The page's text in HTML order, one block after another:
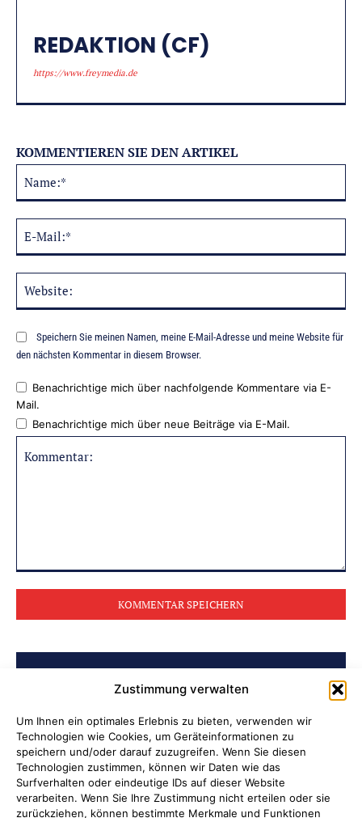
Zustimmung verwalten
Um Ihnen ein optimales Erlebnis zu bieten, verwenden wir
Technologien wie Cookies, um Geräteinformationen zu
speichern und/oder darauf zuzugreifen. Wenn Sie diesen
Technologien zustimmen, können wir Daten wie das
Surfverhalten oder eindeutige IDs auf dieser Website
verarbeiten. Wenn Sie Ihre Zustimmung nicht erteilen oder sie
zurückziehen, können bestimmte Merkmale und Funktionen
REDAKTION (CF)
https://www.freymedia.de
KOMMENTIEREN SIE DEN ARTIKEL
Speichern Sie meinen Namen, meine E-Mail-Adresse und meine Website für
den nächsten Kommentar in diesem Browser.
Benachrichtige mich über nachfolgende Kommentare via E-
Mail.
Benachrichtige mich über neue Beiträge via E-Mail.
BELIEBTE BEITRÄGE
Ni hao in Attendorn
Lauter Abend in der NoiseBox
Kulturring Attendorn präsentiert